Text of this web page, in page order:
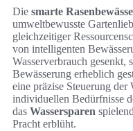
Die smarte
umweltbewusste
gleichzeitiger
von intelligenten
Wasserverbrauch gesenkt,
Bewässerung erheblich
eine präzise Steuerung der
individuellen Bedürfnisse
das Wassersparen
Pracht erblüht.